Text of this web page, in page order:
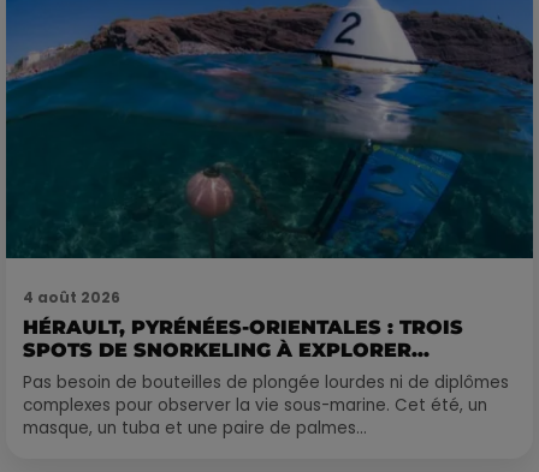
4 août 2026
HÉRAULT, PYRÉNÉES-ORIENTALES : TROIS
SPOTS DE SNORKELING À EXPLORER...
Pas besoin de bouteilles de plongée lourdes ni de diplômes
complexes pour observer la vie sous-marine. Cet été, un
masque, un tuba et une paire de palmes...